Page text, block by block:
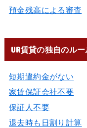
預金残高による審査
UR賃貸の独自のルー
短期違約金がない
家賃保証会社不要
保証人不要
退去時も日割り計算